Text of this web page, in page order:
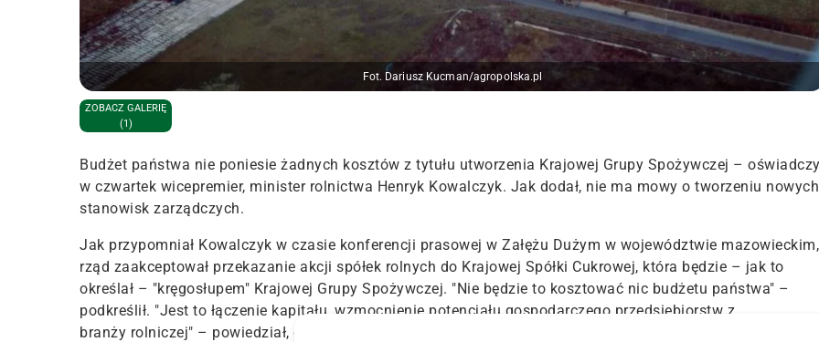
Fot. Dariusz Kucman/agropolska.pl
ZOBACZ GALERIĘ
(1)
Budżet państwa nie poniesie żadnych kosztów z tytułu utworzenia Krajowej Grupy Spożywczej –
w czwartek wicepremier, minister rolnictwa Henryk Kowalczyk. Jak dodał, nie ma mowy o tworzeniu nowych
stanowisk zarządczych.
Jak przypomniał Kowalczyk w czasie konferencji prasowej w Załężu Dużym w województwie mazowieckim,
rząd zaakceptował przekazanie akcji spółek rolnych do Krajowej Spółki Cukrowej, która będzie – jak to
określał – "kręgosłupem" Krajowej Grupy Spożywczej. "Nie będzie to kosztować nic budżetu państwa" –
podkreślił. "Jest to łączenie kapitału, wzmocnienie potencjału gospodarczego przedsiębiorstw z
branży rolniczej" – powiedział, dodając, że w skład Grupy wejdzie "kilkanaście" spółek z branży rolnej.